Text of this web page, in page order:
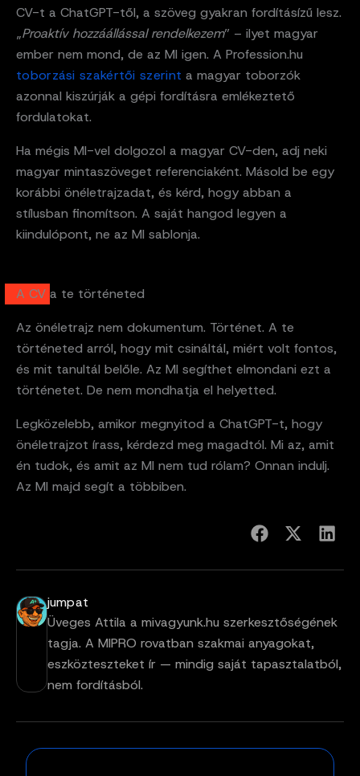
CV-t a ChatGPT-től, a szöveg gyakran fordításízű lesz.
„Proaktív hozzáállással rendelkezem” – ilyet magyar
ember nem mond, de az MI igen. A Profession.hu
toborzási szakértői szerint a magyar toborzók
azonnal kiszúrják a gépi fordításra emlékeztető
fordulatokat.
Ha mégis MI-vel dolgozol a magyar CV-den, adj neki
magyar mintaszöveget referenciaként. Másold be egy
korábbi önéletrajzadat, és kérd, hogy abban a
stílusban finomítson. A saját hangod legyen a
kiindulópont, ne az MI sablonja.
A CV a te történeted
Az önéletrajz nem dokumentum. Történet. A te
történeted arról, hogy mit csináltál, miért volt fontos,
és mit tanultál belőle. Az MI segíthet elmondani ezt a
történetet. De nem mondhatja el helyetted.
Legközelebb, amikor megnyitod a ChatGPT-t, hogy
önéletrajzot írass, kérdezd meg magadtól. Mi az, amit
én tudok, és amit az MI nem tud rólam? Onnan indulj.
Az MI majd segít a többiben.
jumpat
Üveges Attila a mivagyunk.hu szerkesztőségének
tagja. A MIPRO rovatban szakmai anyagokat,
eszközteszteket ír — mindig saját tapasztalatból,
nem fordításból.